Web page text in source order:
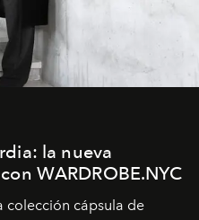
la nueva
WARDROBE.NYC
colección cápsula de